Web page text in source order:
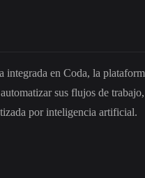
en Coda, la
sus flujos de
por inteligencia artificial.